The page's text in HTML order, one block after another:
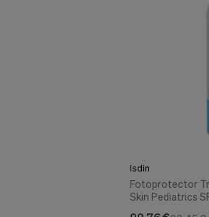
Isdin
Fotoprotector
Skin Pediatrics